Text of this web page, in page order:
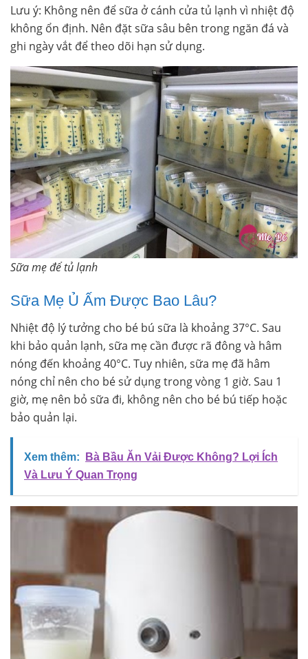
Lưu ý: Không nên để sữa ở cánh cửa tủ lạnh vì nhiệt độ
không ổn định. Nên đặt sữa sâu bên trong ngăn đá và
ghi ngày vắt để theo dõi hạn sử dụng.
Sữa mẹ để tủ lạnh
Sữa Mẹ Ủ Ấm Được Bao Lâu?
Nhiệt độ lý tưởng cho bé bú sữa là khoảng 37°C. Sau
khi bảo quản lạnh, sữa mẹ cần được rã đông và hâm
nóng đến khoảng 40°C. Tuy nhiên, sữa mẹ đã hâm
nóng chỉ nên cho bé sử dụng trong vòng 1 giờ. Sau 1
giờ, mẹ nên bỏ sữa đi, không nên cho bé bú tiếp hoặc
bảo quản lại.
Xem thêm:
Bà Bầu Ăn Vải Được Không? Lợi Ích
Và Lưu Ý Quan Trọng